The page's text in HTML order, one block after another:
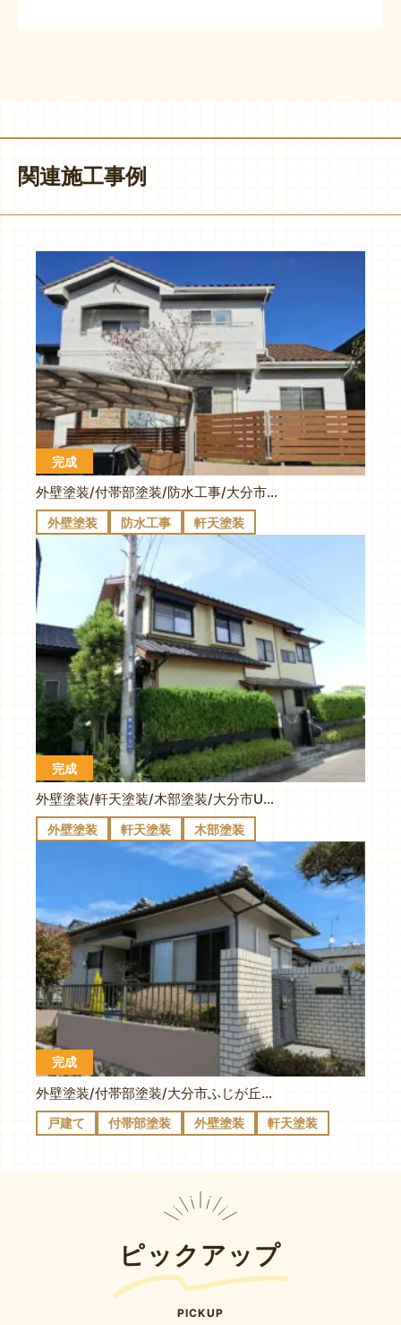
関連施工事例
完成
外壁塗装/付帯部塗装/防水工事/大分市松が丘A様邸
外壁塗装 防水工事 軒天塗装
完成
外壁塗装/軒天塗装/木部塗装/大分市U様邸
外壁塗装 軒天塗装 木部塗装
完成
外壁塗装/付帯部塗装/大分市ふじが丘Y様邸
戸建て 付帯部塗装 外壁塗装 軒天塗装
ピックアップ
PICKUP